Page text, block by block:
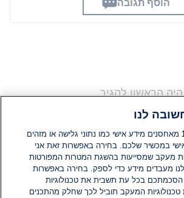
הוסף תגובה
היה הראשון להגיב
לנו
מאחסנים מידע אישי כמו נתוני גלישה או מזהים
אישי במכשיר שלכם. בחירה באפשרות זאת אני
מעקב שמסייעות בהשגת המטרות המפורטות
מעבדים מידע כדי לספק. בחירה באפשרות
הסכמתכם בכל עת תשבית את טכנולוגיות
המעקב תוביל לכך שחלק מהתכנים